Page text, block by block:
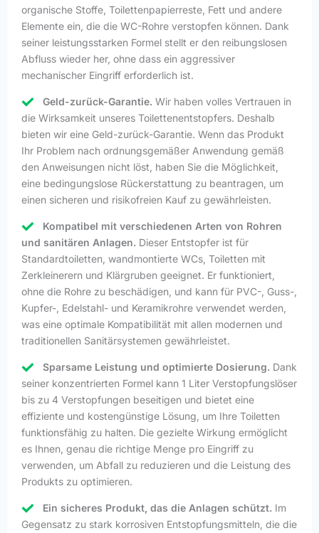
organische Stoffe, Toilettenpapierreste, Fett und andere
Elemente ein, die die WC-Rohre verstopfen können. Dank
seiner leistungsstarken Formel stellt er den reibungslosen
Abfluss wieder her, ohne dass ein aggressiver
mechanischer Eingriff erforderlich ist.
Geld-zurück-Garantie. Wir haben volles Vertrauen in
die Wirksamkeit unseres Toilettenentstopfers. Deshalb
bieten wir eine Geld-zurück-Garantie. Wenn das Produkt
Ihr Problem nach ordnungsgemäßer Anwendung gemäß
den Anweisungen nicht löst, haben Sie die Möglichkeit,
eine bedingungslose Rückerstattung zu beantragen, um
einen sicheren und risikofreien Kauf zu gewährleisten.
Kompatibel mit verschiedenen Arten von Rohren
und sanitären Anlagen. Dieser Entstopfer ist für
Standardtoiletten, wandmontierte WCs, Toiletten mit
Zerkleinerern und Klärgruben geeignet. Er funktioniert,
ohne die Rohre zu beschädigen, und kann für PVC-, Guss-,
Kupfer-, Edelstahl- und Keramikrohre verwendet werden,
was eine optimale Kompatibilität mit allen modernen und
traditionellen Sanitärsystemen gewährleistet.
Sparsame Leistung und optimierte Dosierung. Dank
seiner konzentrierten Formel kann 1 Liter Verstopfungslöser
bis zu 4 Verstopfungen beseitigen und bietet eine
effiziente und kostengünstige Lösung, um Ihre Toiletten
funktionsfähig zu halten. Die gezielte Wirkung ermöglicht
es Ihnen, genau die richtige Menge pro Eingriff zu
verwenden, um Abfall zu reduzieren und die Leistung des
Produkts zu optimieren.
Ein sicheres Produkt, das die Anlagen schützt. Im
Gegensatz zu stark korrosiven Entstopfungsmitteln, die die